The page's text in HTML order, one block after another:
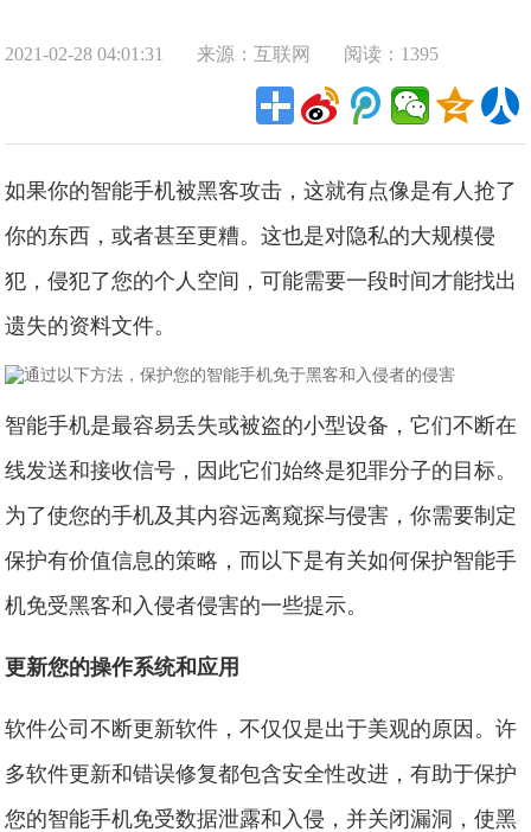
手机免于黑客和入侵者的侵害!
2021-02-28 04:01:31 来源：互联网 阅读：1395
如果你的智能手机被黑客攻击，这就有点像是有人抢了
你的东西，或者甚至更糟。这也是对隐私的大规模侵
犯，侵犯了您的个人空间，可能需要一段时间才能找出
遗失的资料文件。
智能手机是最容易丢失或被盗的小型设备，它们不断在
线发送和接收信号，因此它们始终是犯罪分子的目标。
为了使您的手机及其内容远离窥探与侵害，你需要制定
保护有价值信息的策略，而以下是有关如何保护智能手
机免受黑客和入侵者侵害的一些提示。
更新您的操作系统和应用
软件公司不断更新软件，不仅仅是出于美观的原因。许
多软件更新和错误修复都包含安全性改进，有助于保护
您的智能手机免受数据泄露和入侵，并关闭漏洞，使黑